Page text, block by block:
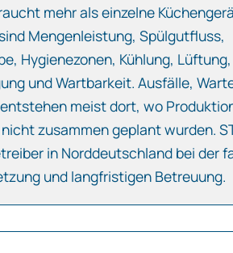
mehr als einzelne
Mengenleistung, Spülgutfluss,
Hygienezonen, Kühlung, Lüftung,
und Wartbarkeit. Ausfälle,
meist dort, wo
zusammen geplant wurden.
in Norddeutschland bei der
und langfristigen Betreuung.